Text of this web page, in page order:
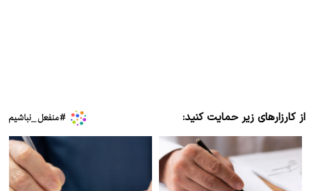
از کارزارهای زیر حمایت کنید: